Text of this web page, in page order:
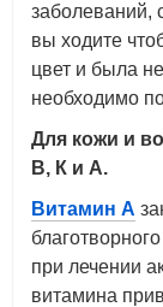
заболеваний,
вы ходите
цвет и была
необходимо
Для кожи и
В, К и А.
Витамин А
при лечении
витамина